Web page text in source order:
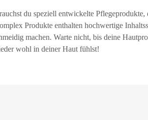
du speziell entwickelte
Produkte enthalten hochwertige
machen. Warte nicht, bis deine
wohl in deiner Haut fühlst!